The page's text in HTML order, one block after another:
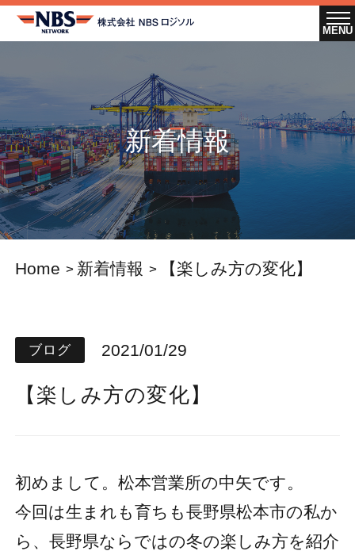
新着情報
Home 新着情報 【楽しみ方の変化】
ブログ 2021/01/29
【楽しみ方の変化】
初めまして。松本営業所の中矢です。
今回は生まれも育ちも長野県松本市の私か
ら、長野県ならではの冬の楽しみ方を紹介